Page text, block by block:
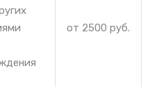
от 2500 руб.